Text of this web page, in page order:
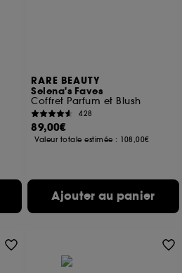
RARE BEAUTY
Selena's Faves
Coffret Parfum et Blush
428
89,00€
Valeur totale estimée : 108,00€
Ajouter au panier